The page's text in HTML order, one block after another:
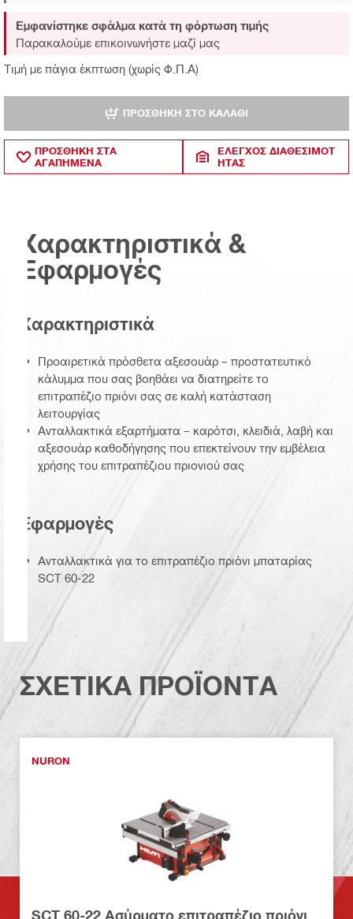
Τιμή με πάγια έκπτωση (χωρίς Φ.Π.Α)
Εμφανίστηκε σφάλμα κατά τη φόρτωση τιμής
Παρακαλούμε επικοινωνήστε μαζί μας
ΠΡΟΣΘΉΚΗ ΣΤΟ ΚΑΛΆΘΙ
ΠΡΟΣΘΗΚΗ ΣΤΑ
ΑΓΑΠΗΜΕΝΑ
ΈΛΕΓΧΟΣ ΔΙΑΘΕΣΙΜΌΤ
ΗΤΑΣ
Χαρακτηριστικά &
Εφαρμογές
Χαρακτηριστικά
Προαιρετικά πρόσθετα αξεσουάρ – προστατευτικό
κάλυμμα που σας βοηθάει να διατηρείτε το
επιτραπέζιο πριόνι σας σε καλή κατάσταση
λειτουργίας
Ανταλλακτικά εξαρτήματα – καρότσι, κλειδιά, λαβή και
αξεσουάρ καθοδήγησης που επεκτείνουν την εμβέλεια
χρήσης του επιτραπέζιου πριονιού σας
Εφαρμογές
Ανταλλακτικά για το επιτραπέζιο πριόνι μπαταρίας
SCT 60-22
ΣΧΕΤΙΚΑ ΠΡΟΪΟΝΤΑ
NURON
SCT 60-22 Ασύρματο επιτραπέζιο πριόνι